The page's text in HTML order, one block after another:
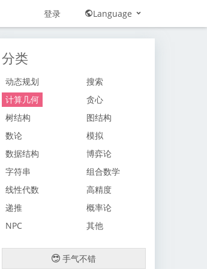
登录 Language
分类
动态规划
搜索
计算几何
贪心
树结构
图结构
数论
模拟
数据结构
博弈论
字符串
组合数学
线性代数
高精度
递推
概率论
NPC
其他
手气不错